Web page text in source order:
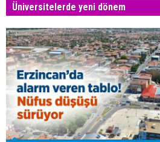
Üniversitelerde yeni dönem